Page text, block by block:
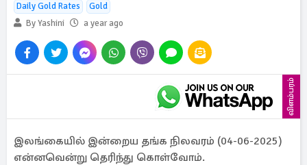
Daily Gold Rates
Gold
By Yashini
a year ago
விளம்பரம்
இலங்கையில் இன்றைய தங்க நிலவரம் (04-06-2025)
என்னவென்று தெரிந்து கொள்வோம்.